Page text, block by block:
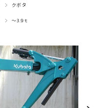
クボタ
～3.9ｔ